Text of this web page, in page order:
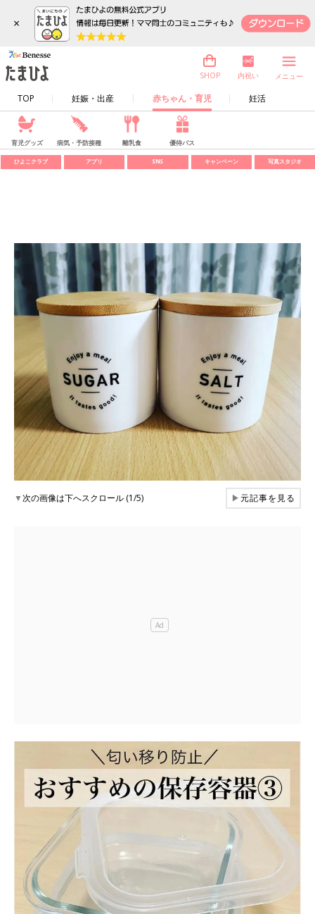
×
TOP 妊娠・出産 赤ちゃん・育児 妊活
SHOP 内祝い メニュー
育児グッズ 病気・予防接種 離乳食 優待パス
ひよこクラブ アプリ SNS キャンペーン 写真スタジオ
▼次の画像は下へスクロール (1/5) ▶元記事を見る